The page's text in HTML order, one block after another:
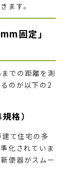
ます。
固定」
での距離を測
のが以下の2
格）
て住宅の多
化されていま
便器がスムー